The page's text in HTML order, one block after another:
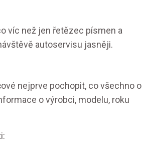
víc než jen řetězec písmen a
autoservisu jasněji.
nejprve pochopit, co všechno o
o výrobci, modelu, roku